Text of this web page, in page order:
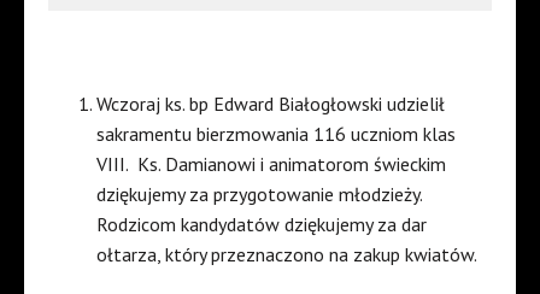
Wczoraj ks. bp Edward Białogłowski udzielił
sakramentu bierzmowania 116 uczniom klas
VIII. Ks. Damianowi i animatorom świeckim
dziękujemy za przygotowanie młodzieży.
Rodzicom kandydatów dziękujemy za dar
ołtarza, który przeznaczono na zakup kwiatów.